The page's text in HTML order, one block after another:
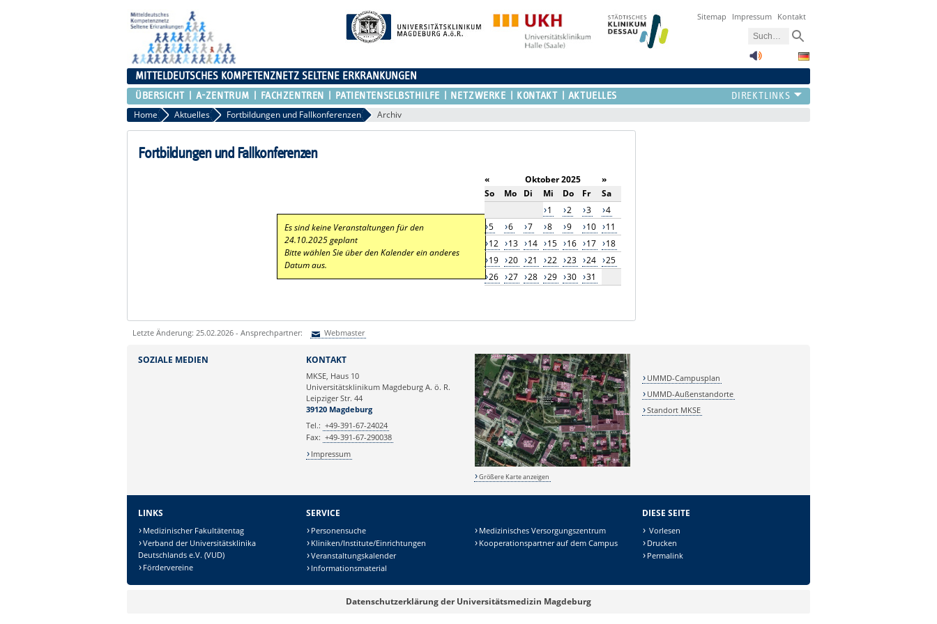
Sitemap Impressum Kontakt
MITTELDEUTSCHES KOMPETENZNETZ SELTENE ERKRANKUNGEN
ÜBERSICHT A-ZENTRUM FACHZENTREN PATIENTENSELBSTHILFE NETZWERKE KONTAKT AKTUELLES
Home Aktuelles Fortbildungen und Fallkonferenzen Archiv
Fortbildungen und Fallkonferenzen
« Oktober 2025
»
So
Mo Di Mi Do Fr
Sa
1
2 3
4
5
6 7 8 9 10
11
12
13 14 15 16 17
18
19
20 21 22 23 24
25
26
27 28 29 30 31
Es sind keine Veranstaltungen für den
24.10.2025 geplant
Bitte wählen Sie über den Kalender ein anderes
Datum aus.
Letzte Änderung: 25.02.2026 - Ansprechpartner: Webmaster
Sicherheitsabfrage:
SOZIALE MEDIEN KONTAKT
MKSE, Haus 10
Universitätsklinikum Magdeburg A. ö. R.
Leipziger Str. 44
39120 Magdeburg
Tel.: +49-391-67-24024
Fax: +49-391-67-290038
Impressum
Größere Karte anzeigen
UMMD-Campusplan
UMMD-Außenstandorte
Standort MKSE
LINKS
Medizinischer Fakultätentag
Verband der Universitätsklinika
Deutschlands e.V. (VUD)
Fördervereine
SERVICE
Personensuche
Kliniken/Institute/Einrichtungen
Veranstaltungskalender
Informationsmaterial
Medizinisches Versorgungszentrum
Kooperationspartner auf dem Campus
DIESE SEITE
Vorlesen
Drucken
Permalink
Datenschutzerklärung der Universitätsmedizin Magdeburg